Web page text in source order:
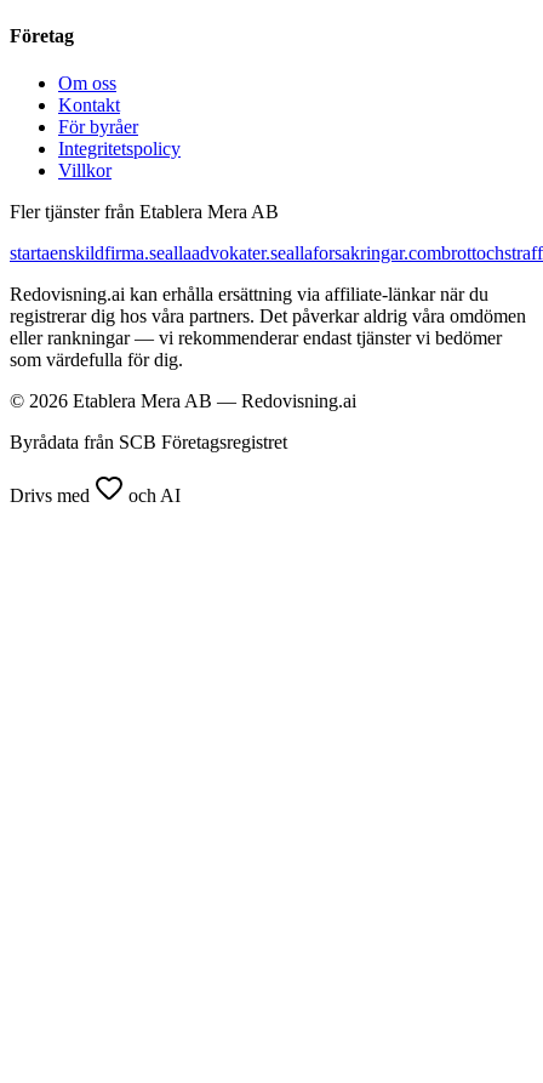
Företag
Om oss
Kontakt
För byråer
Integritetspolicy
Villkor
Fler tjänster från Etablera Mera AB
startaenskildfirma.seallaadvokater.seallaforsakringar.com
Redovisning.ai kan erhålla ersättning via affiliate-länkar när du
registrerar dig hos våra partners. Det påverkar aldrig våra omdömen
eller rankningar — vi rekommenderar endast tjänster vi bedömer
som värdefulla för dig.
© 2026 Etablera Mera AB — Redovisning.ai
Byrådata från SCB Företagsregistret
Drivs med och AI